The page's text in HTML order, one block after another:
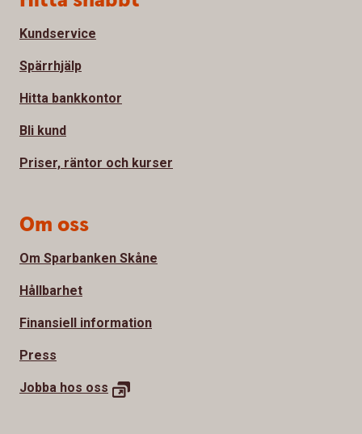
Kundservice
Spärrhjälp
Hitta bankkontor
Bli kund
Priser, räntor och kurser
Om oss
Om Sparbanken Skåne
Hållbarhet
Finansiell information
Press
Jobba hos oss